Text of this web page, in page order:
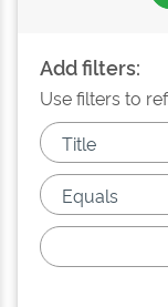
Add filters:
Use filters to